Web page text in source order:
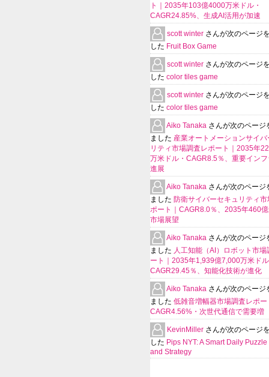
ト｜2035年103億4000万米ドル・
CAGR24.85%、生成AI活用が加速
scott winter さんが次のページ
した Fruit Box Game
scott winter さんが次のページ
した color tiles game
scott winter さんが次のページ
した color tiles game
Aiko Tanaka さんが次のページ
ました 産業オートメーションサイ
リティ市場調査レポート｜2035年
万米ドル・CAGR8.5％、重要イン
進展
Aiko Tanaka さんが次のページ
ました 防衛サイバーセキュリティ
ポート｜CAGR8.0％、2035年460
市場展望
Aiko Tanaka さんが次のページ
ました 人工知能（AI）ロボット市場
ート｜2035年1,939億7,000万米ド
CAGR29.45％、知能化技術が進化
Aiko Tanaka さんが次のページ
ました 低雑音増幅器市場調査レポー
CAGR4.56%・次世代通信で需要増
KevinMiller さんが次のページ
した Pips NYT: A Smart Daily
and Strategy